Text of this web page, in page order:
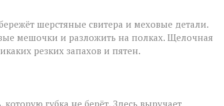
шерстяные свитера и меховые детали.
мешочки и разложить на полках. Щелочная
резких запахов и пятен.
губка не берёт. Здесь выручает